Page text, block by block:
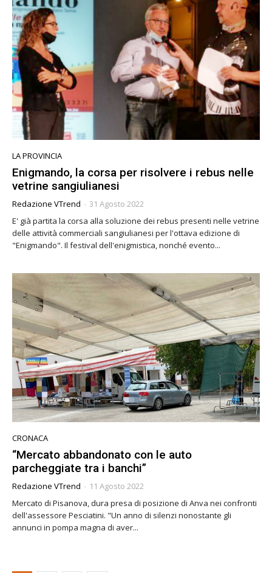
LA PROVINCIA
Enigmando, la corsa per risolvere i rebus nelle
vetrine sangiulianesi
Redazione VTrend - 31 Agosto 2022
E' già partita la corsa alla soluzione dei rebus presenti nelle vetrine
delle attività commerciali sangiulianesi per l'ottava edizione di
"Enigmando". Il festival dell'enigmistica, nonché evento...
CRONACA
“Mercato abbandonato con le auto
parcheggiate tra i banchi”
Redazione VTrend - 11 Agosto 2022
Mercato di Pisanova, dura presa di posizione di Anva nei confronti
dell'assessore Pesciatini. "Un anno di silenzi nonostante gli
annunci in pompa magna di aver...